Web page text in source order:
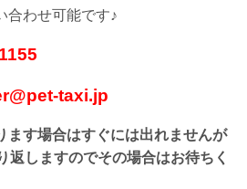
合わせ可能です♪
taxi.jp
す場合はすぐには出れませんが
返しますのでその場合はお待ちく